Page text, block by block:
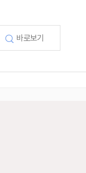
바로보기